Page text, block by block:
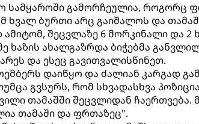
სამყაროში გამორჩეულია, როგორც
ხვალ ბურთი არც გაიშალოს და
შეცვლაზე 6 მორკინალი და 2
ხაზის ახალგაზრდა ბიჭებმა
და ესეც გავითვალისწინეთ.
დაიწყო და ძალიან კარგად
გვსურს, რომ სხვადასხვა
თამაშში შეცვლიდან ჩაერთვება.
თამაში და ფრთაზეც".